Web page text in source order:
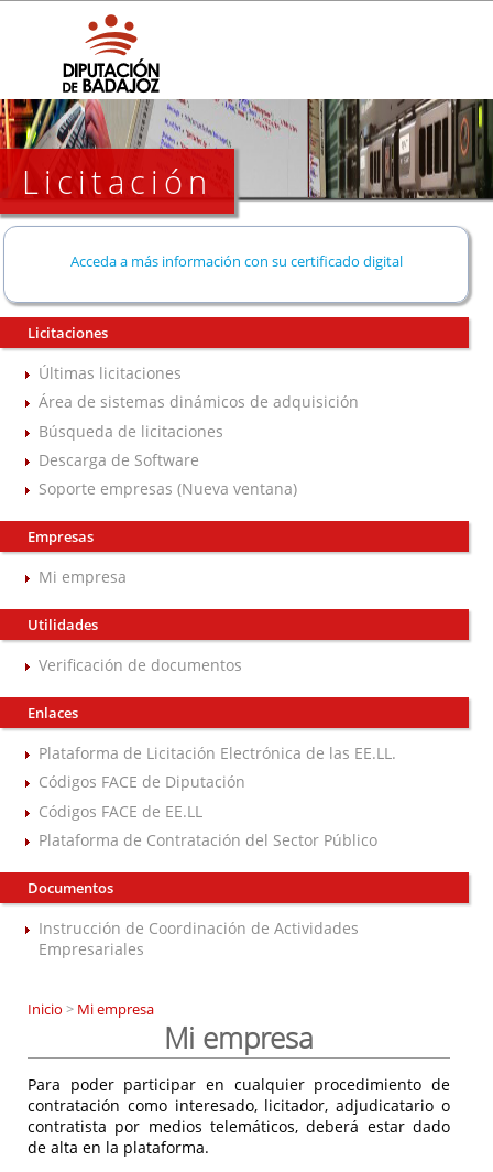
Licitación
Acceda a más información con su certificado digital
Licitaciones
Últimas licitaciones
Área de sistemas dinámicos de adquisición
Búsqueda de licitaciones
Descarga de Software
Soporte empresas (Nueva ventana)
Empresas
Mi empresa
Utilidades
Verificación de documentos
Enlaces
Plataforma de Licitación Electrónica de las EE.LL.
Códigos FACE de Diputación
Códigos FACE de EE.LL
Plataforma de Contratación del Sector Público
Documentos
Instrucción de Coordinación de Actividades
Empresariales
Inicio > Mi empresa
Mi empresa
Para poder participar en cualquier procedimiento de
contratación como interesado, licitador, adjudicatario o
contratista por medios telemáticos, deberá estar dado
de alta en la plataforma.